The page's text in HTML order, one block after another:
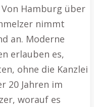
Hamburg über
nimmt
an. Moderne
erlauben es,
ohne die Kanzlei
20 Jahren im
worauf es